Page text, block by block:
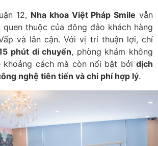
12, Nha khoa Việt Pháp Smile vẫn
thuộc của đông đảo khách hàng
và lân cận. Với vị trí thuận lợi, chỉ
phút di chuyển, phòng khám không
khoảng cách mà còn nổi bật bởi dịch
nghệ tiên tiến và chi phí hợp lý.